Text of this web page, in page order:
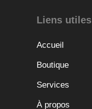
Liens utiles
Accueil
Boutique
Services
À propos